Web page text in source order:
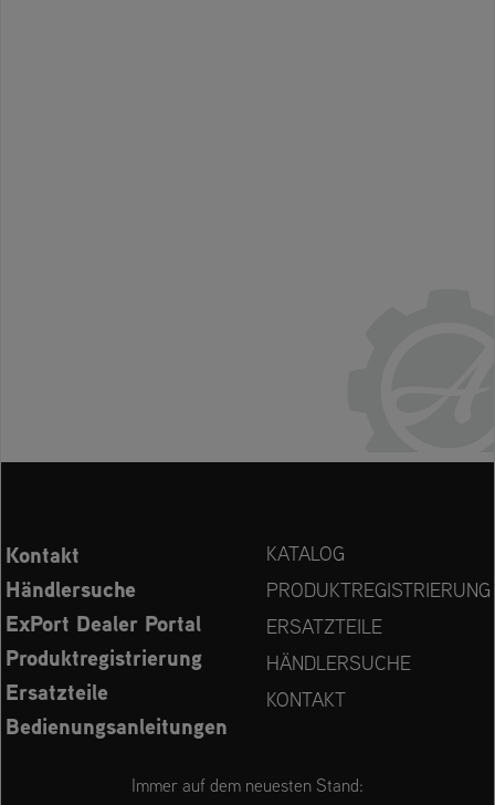
Kontakt
Händlersuche
ExPort Dealer Portal
Produktregistrierung
Ersatzteile
Bedienungsanleitungen
KATALOG
PRODUKTREGISTRIERUNG
ERSATZTEILE
HÄNDLERSUCHE
KONTAKT
Immer auf dem neuesten Stand: